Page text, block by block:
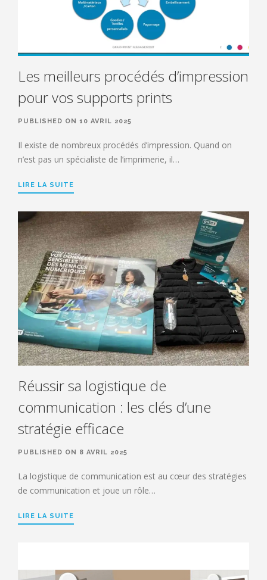
Les meilleurs procédés d’impression
pour vos supports prints
PUBLISHED ON 10 AVRIL 2025
Il existe de nombreux procédés d’impression. Quand on
n’est pas un spécialiste de l’imprimerie, il…
LIRE LA SUITE
Réussir sa logistique de
communication : les clés d’une
stratégie efficace
PUBLISHED ON 8 AVRIL 2025
La logistique de communication est au cœur des stratégies
de communication et joue un rôle…
LIRE LA SUITE